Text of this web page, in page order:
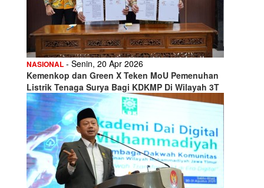
NASIONAL - Senin, 20 Apr 2026
Kemenkop dan Green X Teken MoU Pemenuhan
Listrik Tenaga Surya Bagi KDKMP Di Wilayah 3T